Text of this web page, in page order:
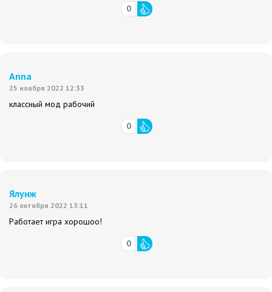
0
Anna
25 ноября 2022 12:33
классный мод рабочий
0
Ялунж
26 октября 2022 13:11
Работает игра хорошоо!
0